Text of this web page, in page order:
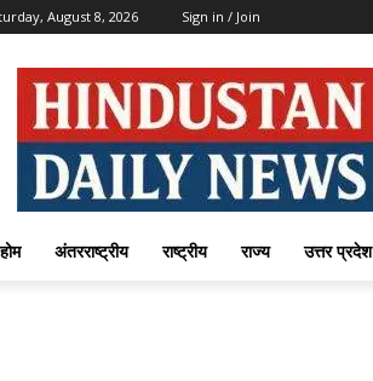
August 8, 2026 Sign in / Join
होम अंतरराष्ट्रीय राष्ट्रीय राज्य उत्तर प्रदेश